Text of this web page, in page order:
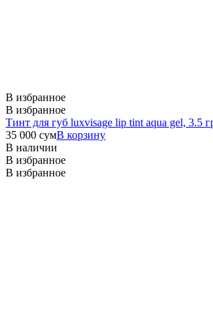
В избранное
В избранное
Тинт для губ luxvisage lip tint aqua gel, 3.5
35 000 сумВ корзину
В наличии
В избранное
В избранное